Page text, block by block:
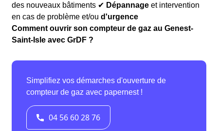
des nouveaux bâtiments ✔ Dépannage et intervention
en cas de problème et/ou d'urgence
Comment ouvrir son compteur de gaz au Genest-
Saint-Isle avec GrDF ?